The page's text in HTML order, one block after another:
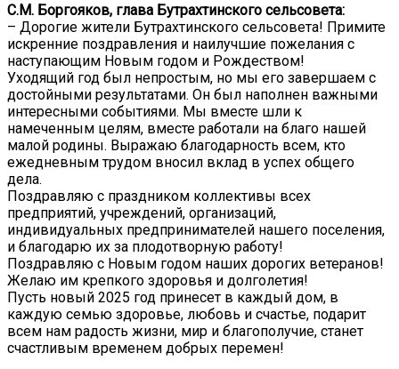
С.М. Боргояков, глава Бутрахтинского сельсовета:
– Дорогие жители Бутрахтинского сельсовета! Примите
искренние поздравления и наилучшие пожелания с
наступающим Новым годом и Рождеством!
Уходящий год был непростым, но мы его завершаем с
достойными результатами. Он был наполнен важными
интересными событиями. Мы вместе шли к
намеченным целям, вместе работали на благо нашей
малой родины. Выражаю благодарность всем, кто
ежедневным трудом вносил вклад в успех общего
дела.
Поздравляю с праздником коллективы всех
предприятий, учреждений, организаций,
индивидуальных предпринимателей нашего поселения,
и благодарю их за плодотворную работу!
Поздравляю с Новым годом наших дорогих ветеранов!
Желаю им крепкого здоровья и долголетия!
Пусть новый 2025 год принесет в каждый дом, в
каждую семью здоровье, любовь и счастье, подарит
всем нам радость жизни, мир и благополучие, станет
счастливым временем добрых перемен!